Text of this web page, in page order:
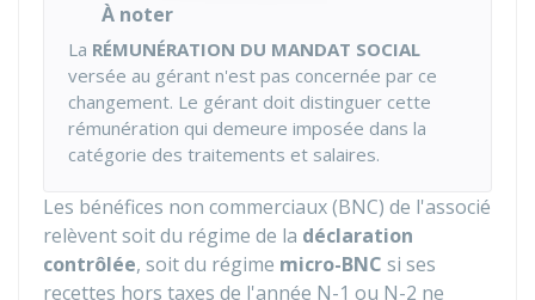
À noter
La RÉMUNÉRATION DU MANDAT SOCIAL
versée au gérant n'est pas concernée par ce
changement. Le gérant doit distinguer cette
rémunération qui demeure imposée dans la
catégorie des traitements et salaires.
Les bénéfices non commerciaux (BNC) de l'associé
relèvent soit du régime de la déclaration
contrôlée, soit du régime micro-BNC si ses
recettes hors taxes de l'année N-1 ou N-2 ne